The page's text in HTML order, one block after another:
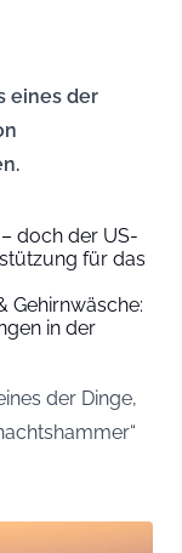
eines der
doch der US-
für das
Gehirnwäsche:
in der
der Dinge,